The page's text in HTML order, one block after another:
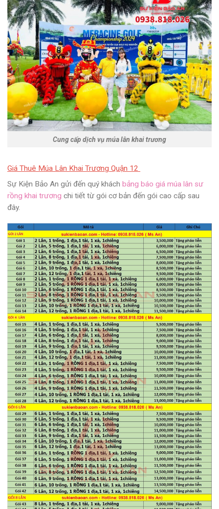
Cung cấp dịch vụ múa lân khai trương
Giá Thuê Múa Lân Khai Trương Quận 12
Sự Kiện Bảo An gửi đến quý khách bảng báo giá múa lân sư
rồng khai trương chi tiết từ gói cơ bản đến gói cao cấp sau
đây.